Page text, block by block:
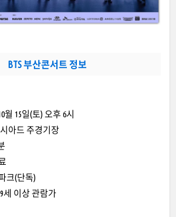
BTS 부산콘서트 정보
월 15일(토) 오후 6시
아드 주경기장
크(단독)
세 이상 관람가